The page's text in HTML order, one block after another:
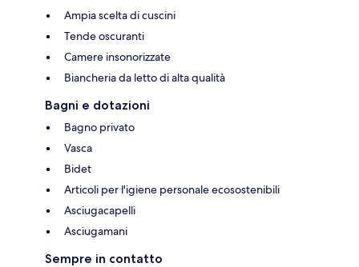
Ampia scelta di cuscini
Tende oscuranti
Camere insonorizzate
Biancheria da letto di alta qualità
Bagni e dotazioni
Bagno privato
Vasca
Bidet
Articoli per l'igiene personale ecosostenibili
Asciugacapelli
Asciugamani
Sempre in contatto